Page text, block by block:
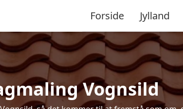
Forside Jylland
Vognsild